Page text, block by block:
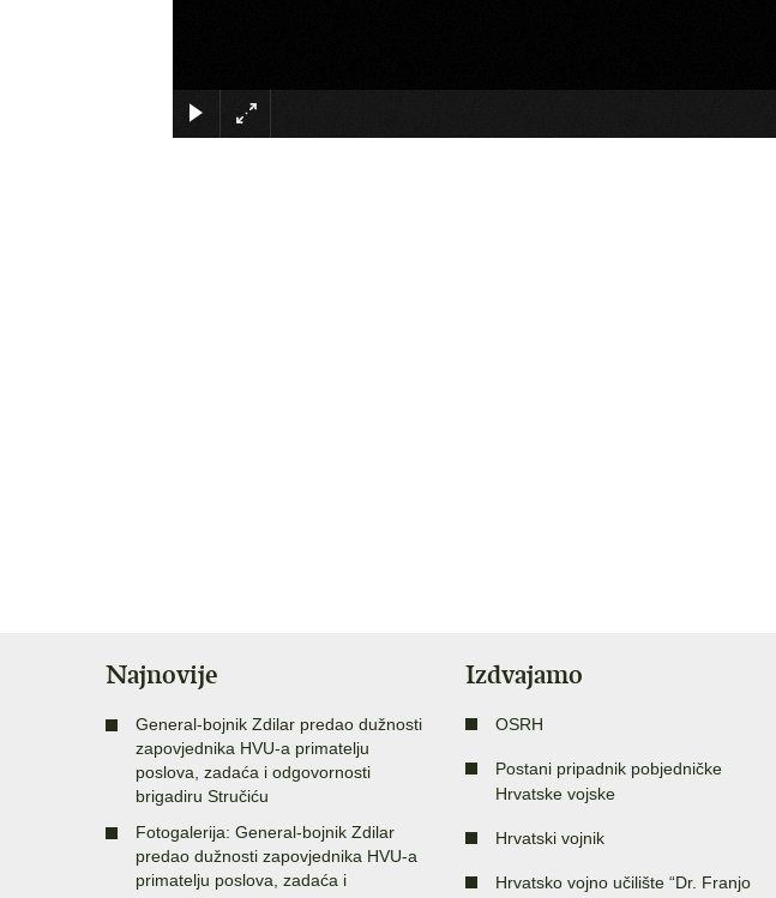
Najnovije
General-bojnik Zdilar predao dužnosti
zapovjednika HVU-a primatelju
poslova, zadaća i odgovornosti
brigadiru Stručiću
Fotogalerija: General-bojnik Zdilar
predao dužnosti zapovjednika HVU-a
primatelju poslova, zadaća i
Izdvajamo
OSRH
Postani pripadnik pobjedničke
Hrvatske vojske
Hrvatski vojnik
Hrvatsko vojno učilište “Dr. Franjo